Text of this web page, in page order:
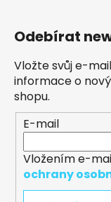
Odebírat
Vložte svůj e-
informace o
shopu.
E-mail
Vložením e-
ochrany